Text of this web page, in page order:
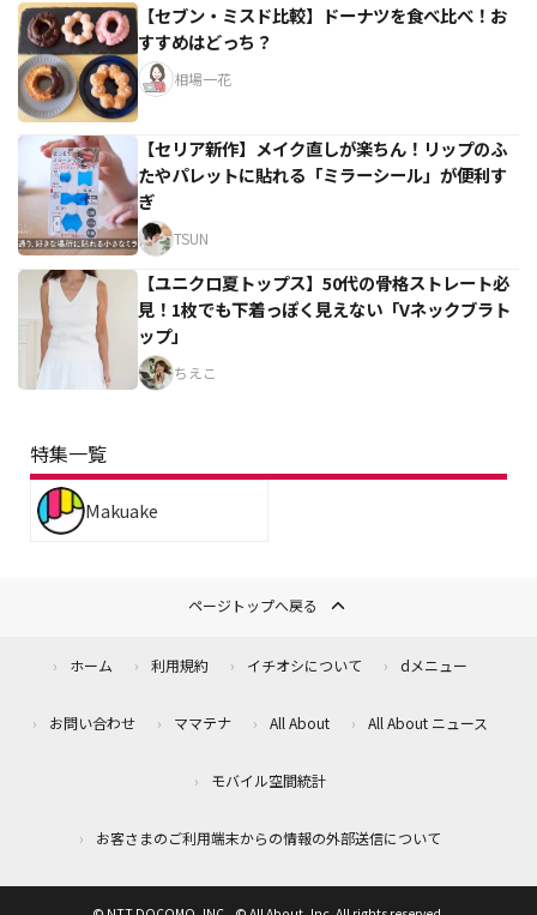
【セブン・ミスド比較】ドーナツを食べ比べ！お
すすめはどっち？
相場一花
【セリア新作】メイク直しが楽ちん！リップのふ
たやパレットに貼れる「ミラーシール」が便利す
ぎ
TSUN
【ユニクロ夏トップス】50代の骨格ストレート必
見！1枚でも下着っぽく見えない「Vネックブラト
ップ」
ちえこ
特集一覧
Makuake
ページトップへ戻る
ホーム 利用規約 イチオシについて dメニュー
お問い合わせ ママテナ All About All About ニュース
モバイル空間統計
お客さまのご利用端末からの情報の外部送信について